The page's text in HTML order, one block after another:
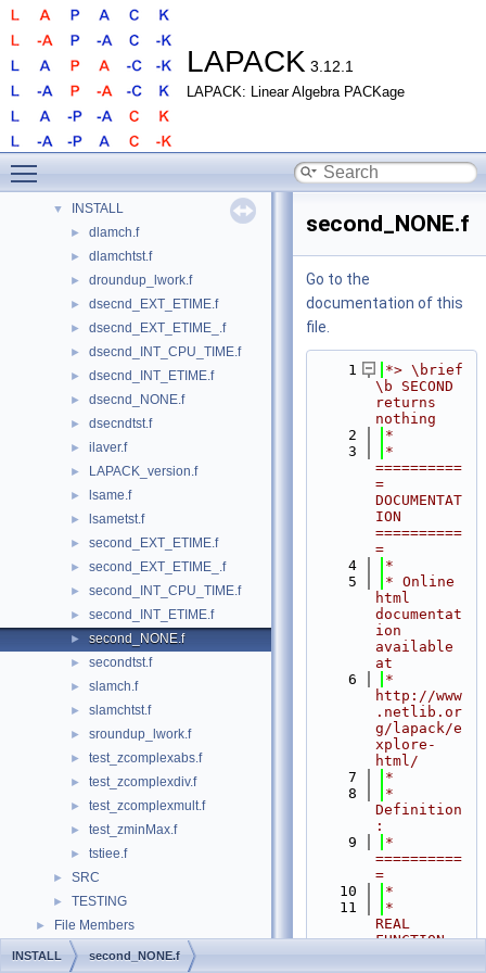
LAPACK 3.12.1
LAPACK: Linear Algebra PACKage
► Routines
► Modules
► Data Types
Files
▼ File List
BLAS
▼ INSTALL
► dlamch.f
► dlamchtst.f
► droundup_lwork.f
► dsecnd_EXT_ETIME.f
► dsecnd_EXT_ETIME_.f
► dsecnd_INT_CPU_TIME.f
► dsecnd_INT_ETIME.f
► dsecnd_NONE.f
► dsecndtst.f
► ilaver.f
► LAPACK_version.f
► lsame.f
► lsametst.f
► second_EXT_ETIME.f
► second_EXT_ETIME_.f
► second_INT_CPU_TIME.f
► second_INT_ETIME.f
► second_NONE.f
► secondtst.f
► slamch.f
► slamchtst.f
► sroundup_lwork.f
► test_zcomplexabs.f
► test_zcomplexdiv.f
► test_zcomplexmult.f
► test_zminMax.f
► tstiee.f
► SRC
► TESTING
► File Members
second_NONE.f
Go to the
documentation of this
file.
    1
*> \brief
\b SECOND
returns
nothing
    2
*
    3
*
==========
=
DOCUMENTAT
ION
==========
=
    4
*
    5
* Online
html
documentat
ion
available
at
    6
*
http://www
.netlib.or
g/lapack/e
xplore-
html/
    7
*
    8
*
Definition
:
    9
*
==========
=
   10
*
   11
*
REAL
FUNCTION
INSTALL second_NONE.f